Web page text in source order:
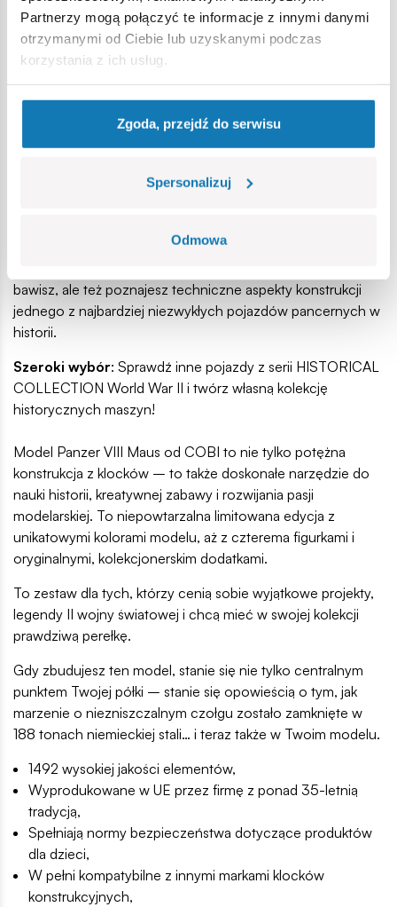
Partnerzy mogą połączyć te informacje z innymi danymi
otrzymanymi od Ciebie lub uzyskanymi podczas
korzystania z ich usług.
Zgoda, przejdź do serwisu
Spersonalizuj
Odmowa
odwzorowują sposób poruszania się tego kolosa i
zapewniają dodatkową frajdę z zabawy.
Przejrzysta instrukcja z ilustracjami, dzięki której budowanie
modelu będzie czystą przyjemnością. Mimo dużej liczby
instrukcji poradzi sobie każdy, kto ma odrobinę cierpliwości i
Zabawa i nauka w jednym:
bawisz, ale też poznajesz techniczne aspekty konstrukcji
jednego z najbardziej niezwykłych pojazdów pancernych w
historii.
Szeroki wybór: Sprawdź inne pojazdy z serii HISTORICAL
COLLECTION World War II i twórz własną kolekcję
historycznych maszyn!
Model Panzer VIII Maus od COBI to nie tylko potężna
konstrukcja z klocków – to także doskonałe narzędzie do
nauki historii, kreatywnej zabawy i rozwijania pasji
modelarskiej. To niepowtarzalna limitowana edycja z
unikatowymi kolorami modelu, aż z czterema figurkami i
oryginalnymi, kolekcjonerskim dodatkami.
To zestaw dla tych, którzy cenią sobie wyjątkowe projekty,
legendy II wojny światowej i chcą mieć w swojej kolekcji
prawdziwą perełkę.
Gdy zbudujesz ten model, stanie się nie tylko centralnym
punktem Twojej półki – stanie się opowieścią o tym, jak
marzenie o niezniszczalnym czołgu zostało zamknięte w
188 tonach niemieckiej stali… i teraz także w Twoim modelu.
1492 wysokiej jakości elementów,
Wyprodukowane w UE przez firmę z ponad 35-letnią
tradycją,
Spełniają normy bezpieczeństwa dotyczące produktów
dla dzieci,
W pełni kompatybilne z innymi markami klocków
konstrukcyjnych,